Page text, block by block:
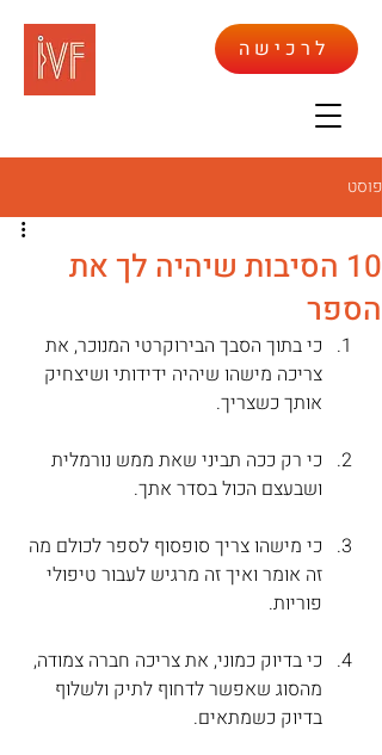
לרכישה
פוסט
10 הסיבות שיהיה לך את
הספר
כי בתוך הסבך הבירוקרטי המנוכר, את
צריכה מישהו שיהיה ידידותי ושיצחיק
אותך כשצריך.
כי רק ככה תביני שאת ממש נורמלית
ושבעצם הכול בסדר אתך.
כי מישהו צריך סופסוף לספר לכולם מה
זה אומר ואיך זה מרגיש לעבור טיפולי
פוריות.
כי בדיוק כמוני, את צריכה חברה צמודה,
מהסוג שאפשר לדחוף לתיק ולשלוף
בדיוק כשמתאים.